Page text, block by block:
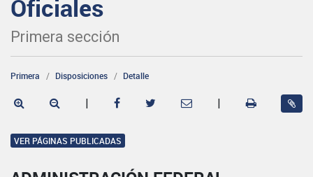
Oficiales
Primera sección
Primera Disposiciones Detalle
| |
VER PÁGINAS PUBLICADAS